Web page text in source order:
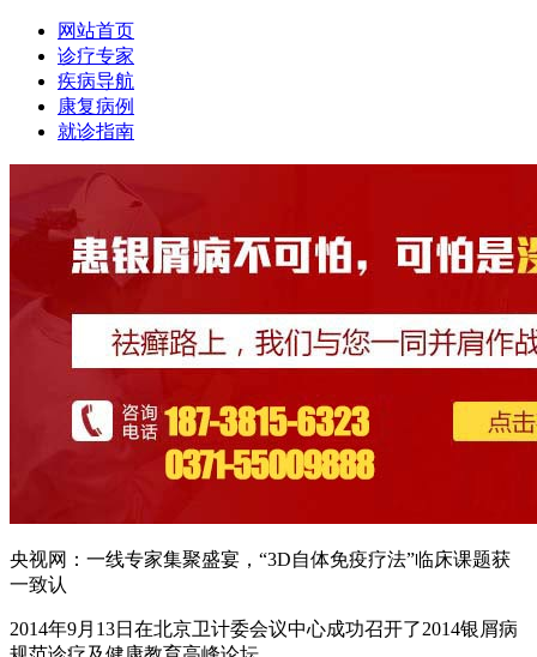
网站首页
诊疗专家
疾病导航
康复病例
就诊指南
央视网：一线专家集聚盛宴，“3D自体免疫疗法”临床课题获
一致认
2014年9月13日在北京卫计委会议中心成功召开了2014银屑病